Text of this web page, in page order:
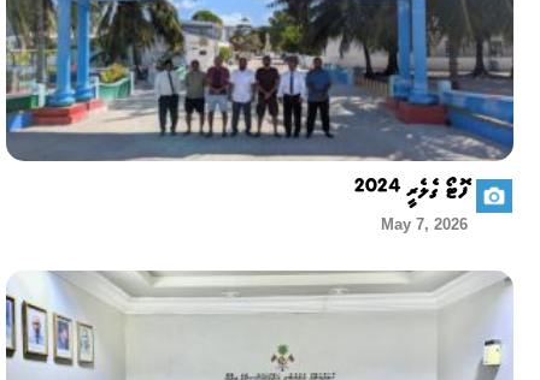
ފޮޓޯ ގެލެރީ 2024
May 7, 2026